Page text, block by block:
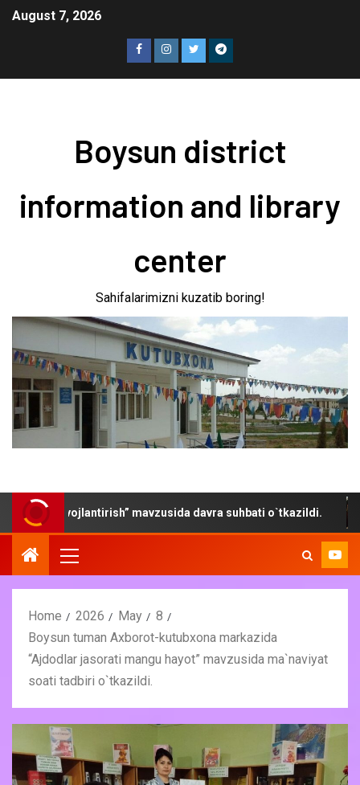
August 7, 2026
Boysun district
information and library
center
Sahifalarimizni kuzatib boring!
mavzusida davra suhbati o`tkazildi.
Home 2026 May
8
Boysun tuman Axborot-kutubxona markazida
“Ajdodlar jasorati mangu hayot” mavzusida ma`naviyat
soati tadbiri o`tkazildi.